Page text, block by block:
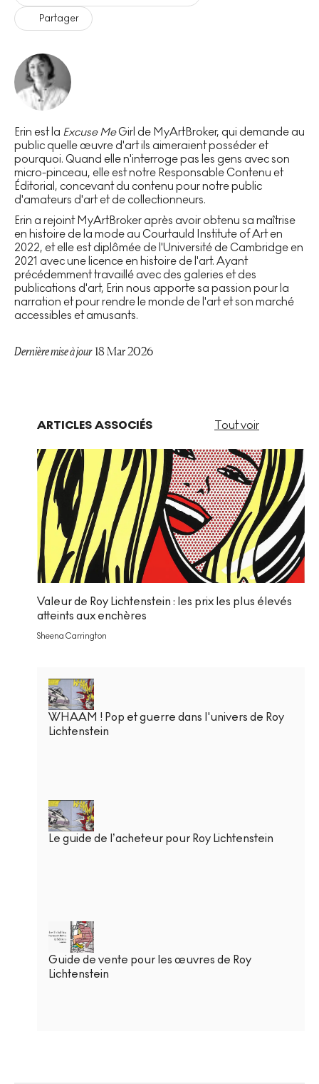
Partager
Erin est la Excuse MeGirl de MyArtBroker, qui demande au
public quelle œuvre d'art ils aimeraient posséder et
pourquoi. Quand elle n'interroge pas les gens avec son
micro-pinceau, elle est notre Responsable Contenu et
Éditorial, concevant du contenu pour notre public
d'amateurs d'art et de collectionneurs.
Erin a rejoint MyArtBroker après avoir obtenu sa maîtrise
en histoire de la mode au Courtauld Institute of Art en
2022, et elle est diplômée de l'Université de Cambridge en
2021 avec une licence en histoire de l'art. Ayant
précédemment travaillé avec des galeries et des
publications d'art, Erin nous apporte sa passion pour la
narration et pour rendre le monde de l'art et son marché
accessibles et amusants.
Dernière mise à jour 18 Mar 2026
ARTICLES ASSOCIÉS Tout voir
Valeur de Roy Lichtenstein : les prix les plus élevés
atteints aux enchères
Sheena Carrington
WHAAM ! Pop et guerre dans l'univers de Roy
Lichtenstein
Le guide de l’acheteur pour Roy Lichtenstein
Guide de vente pour les œuvres de Roy
Lichtenstein